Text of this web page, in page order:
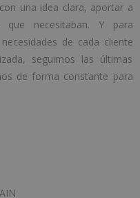
una idea clara, aportar a
que necesitaban. Y para
de cada cliente
seguimos las últimas
de forma constante para